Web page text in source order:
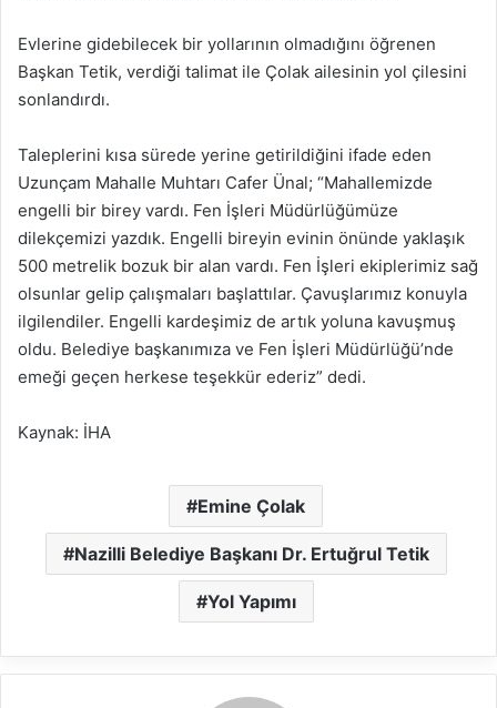
Evlerine gidebilecek bir yollarının olmadığını öğrenen
Başkan Tetik, verdiği talimat ile Çolak ailesinin yol çilesini
sonlandırdı.
Taleplerini kısa sürede yerine getirildiğini ifade eden
Uzunçam Mahalle Muhtarı Cafer Ünal; “Mahallemizde
engelli bir birey vardı. Fen İşleri Müdürlüğümüze
dilekçemizi yazdık. Engelli bireyin evinin önünde yaklaşık
500 metrelik bozuk bir alan vardı. Fen İşleri ekiplerimiz sağ
olsunlar gelip çalışmaları başlattılar. Çavuşlarımız konuyla
ilgilendiler. Engelli kardeşimiz de artık yoluna kavuşmuş
oldu. Belediye başkanımıza ve Fen İşleri Müdürlüğü’nde
emeği geçen herkese teşekkür ederiz” dedi.
Kaynak: İHA
Emine Çolak
Nazilli Belediye Başkanı Dr. Ertuğrul Tetik
Yol Yapımı